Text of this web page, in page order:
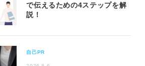
で伝えるための4ステップを解
説！
自己PR